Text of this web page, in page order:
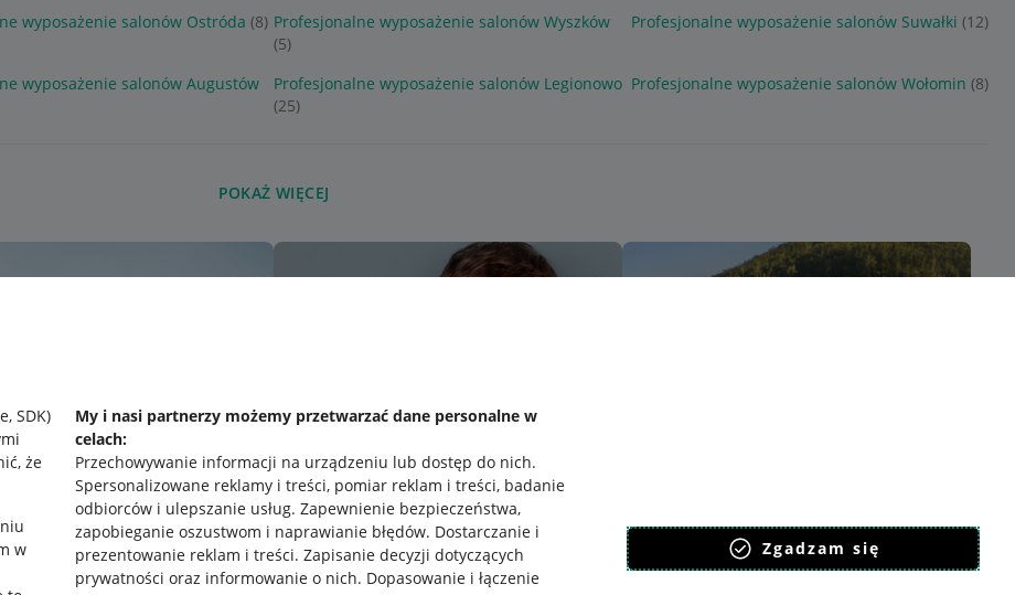
SDK)
że
w
My i nasi partnerzy możemy przetwarzać dane personalne w
celach:
Przechowywanie informacji na urządzeniu lub dostęp do nich.
Spersonalizowane reklamy i treści, pomiar reklam i treści, badanie
odbiorców i ulepszanie usług. Zapewnienie bezpieczeństwa,
zapobieganie oszustwom i naprawianie błędów. Dostarczanie i
prezentowanie reklam i treści. Zapisanie decyzji dotyczących
prywatności oraz informowanie o nich. Dopasowanie i łączenie
Zgadzam się
wyposażenie salonów Ostróda (8) Profesjonalne wyposażenie salonów Wyszków
(5)
Profesjonalne wyposażenie salonów Suwałki (12)
wyposażenie salonów Augustów
Profesjonalne wyposażenie salonów Legionowo
(25)
Profesjonalne wyposażenie salonów Wołomin (8)
POKAŻ WIĘCEJ